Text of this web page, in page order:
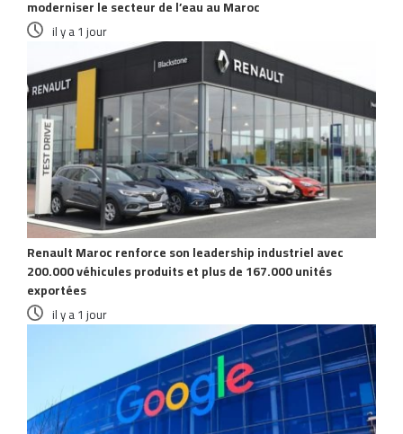
moderniser le secteur de l’eau au Maroc
il y a 1 jour
Renault Maroc renforce son leadership industriel avec
200.000 véhicules produits et plus de 167.000 unités
exportées
il y a 1 jour